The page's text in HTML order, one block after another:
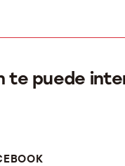
te puede